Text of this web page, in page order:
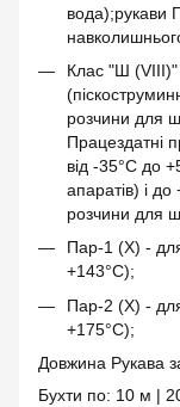
вода);рукави
Клас "Ш (VIII)"
розчини для
Працездатні
від -35°С до
апаратів) і
розчини для
Пар-1 (Х) -
+143°С);
Пар-2 (Х) -
+175°С);
Довжина Рукава
Бухти по: 10 м |